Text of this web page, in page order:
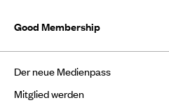
Good Membership
Der neue Medienpass
Mitglied werden